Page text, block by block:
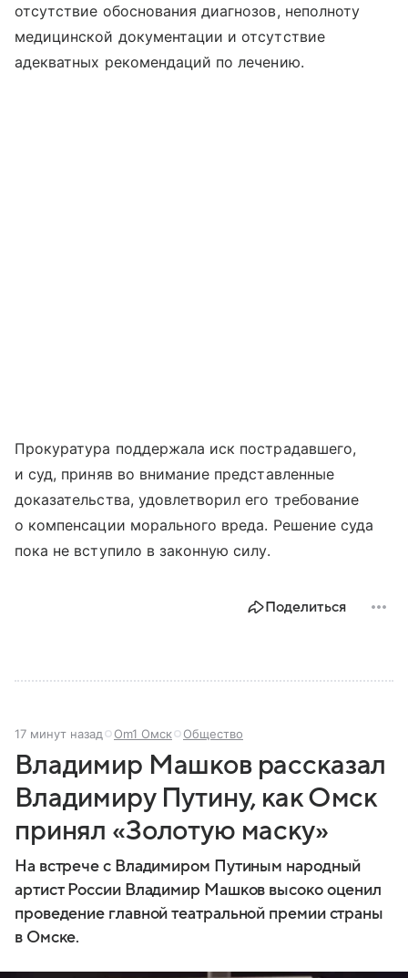
отсутствие обоснования диагнозов, неполноту
медицинской документации и отсутствие
адекватных рекомендаций по лечению.
Прокуратура поддержала иск пострадавшего,
и суд, приняв во внимание представленные
доказательства, удовлетворил его требование
о компенсации морального вреда. Решение суда
пока не вступило в законную силу.
Поделиться
17 минут назад Om1 Омск Общество
Владимир Машков рассказал
Владимиру Путину, как Омск
принял «Золотую маску»
На встрече с Владимиром Путиным народный
артист России Владимир Машков высоко оценил
проведение главной театральной премии страны
в Омске.